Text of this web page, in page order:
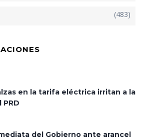
(483)
en la tarifa eléctrica irritan a la
del Gobierno ante arancel